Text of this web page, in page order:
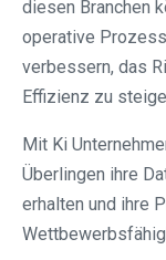
diesen Branchen
operative
verbessern, das
Effizienz zu
Mit Ki
Überlingen ihre
erhalten und ihre